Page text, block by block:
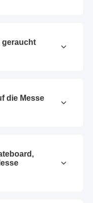
geraucht
die Messe